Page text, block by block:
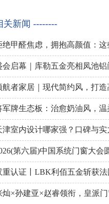
关新闻 --------
绝甲醛焦虑，拥抱高颜值：
会启幕｜库勒五金亮相凤池
航者家居｜现代简约风，打
军牌生态板：治愈奶油风，温
津室内设计哪家强？口碑与
第六届)中国系统门窗大
重认证丨LBK利佰五金斩获
灿×孙建亚×赵睿领衔，皇派